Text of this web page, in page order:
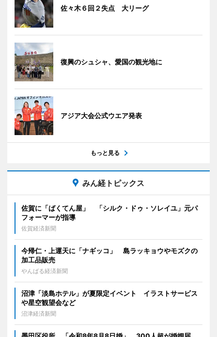
佐々木６回２失点 大リーグ
復興のシュシャ、愛国の観光地に
アジア大会公式ウエア発表
もっと見る
みん経トピックス
佐賀に「ばくてん屋」 「シルク・ドゥ・ソレイユ」元パ
フォーマーが指導
佐賀経済新聞
今帰仁・上運天に「ナギッコ」 島ラッキョウやモズクの
加工品販売
やんばる経済新聞
沼津「淡島ホテル」が夏限定イベント イラストサービス
や星空観望会など
沼津経済新聞